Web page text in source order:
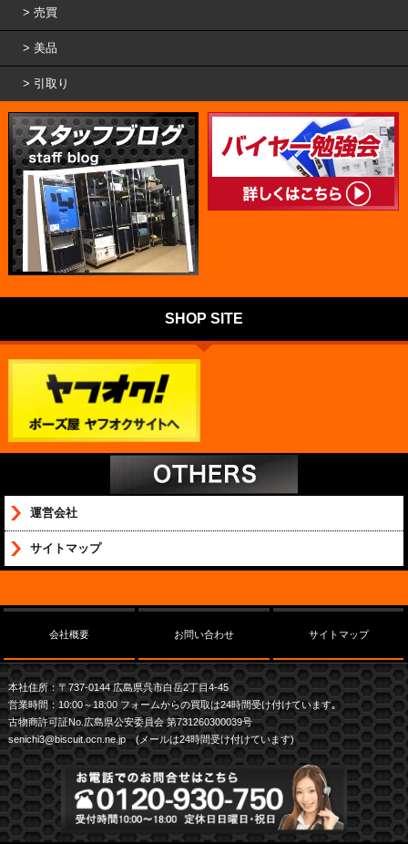
売買
美品
引取り
SHOP SITE
運営会社
サイトマップ
会社概要 お問い合わせ サイトマップ
本社住所：〒737-0144 広島県呉市白岳2丁目4-45
営業時間：10:00～18:00 フォームからの買取は24時間受け付けています｡
古物商許可証No.広島県公安委員会 第731260300039号
senichi3@biscuit.ocn.ne.jp (メールは24時間受け付けています)